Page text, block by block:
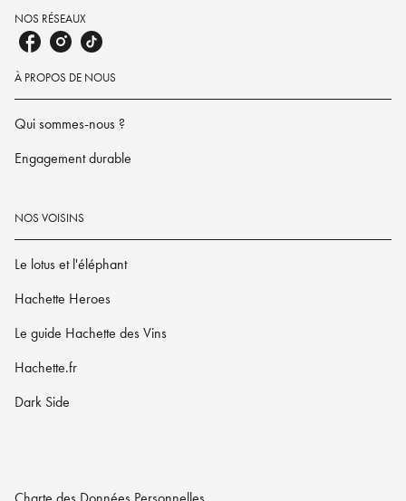
NOS RÉSEAUX
À PROPOS DE NOUS
Qui sommes-nous ?
Engagement durable
NOS VOISINS
Le lotus et l'éléphant
Hachette Heroes
Le guide Hachette des Vins
Hachette.fr
Dark Side